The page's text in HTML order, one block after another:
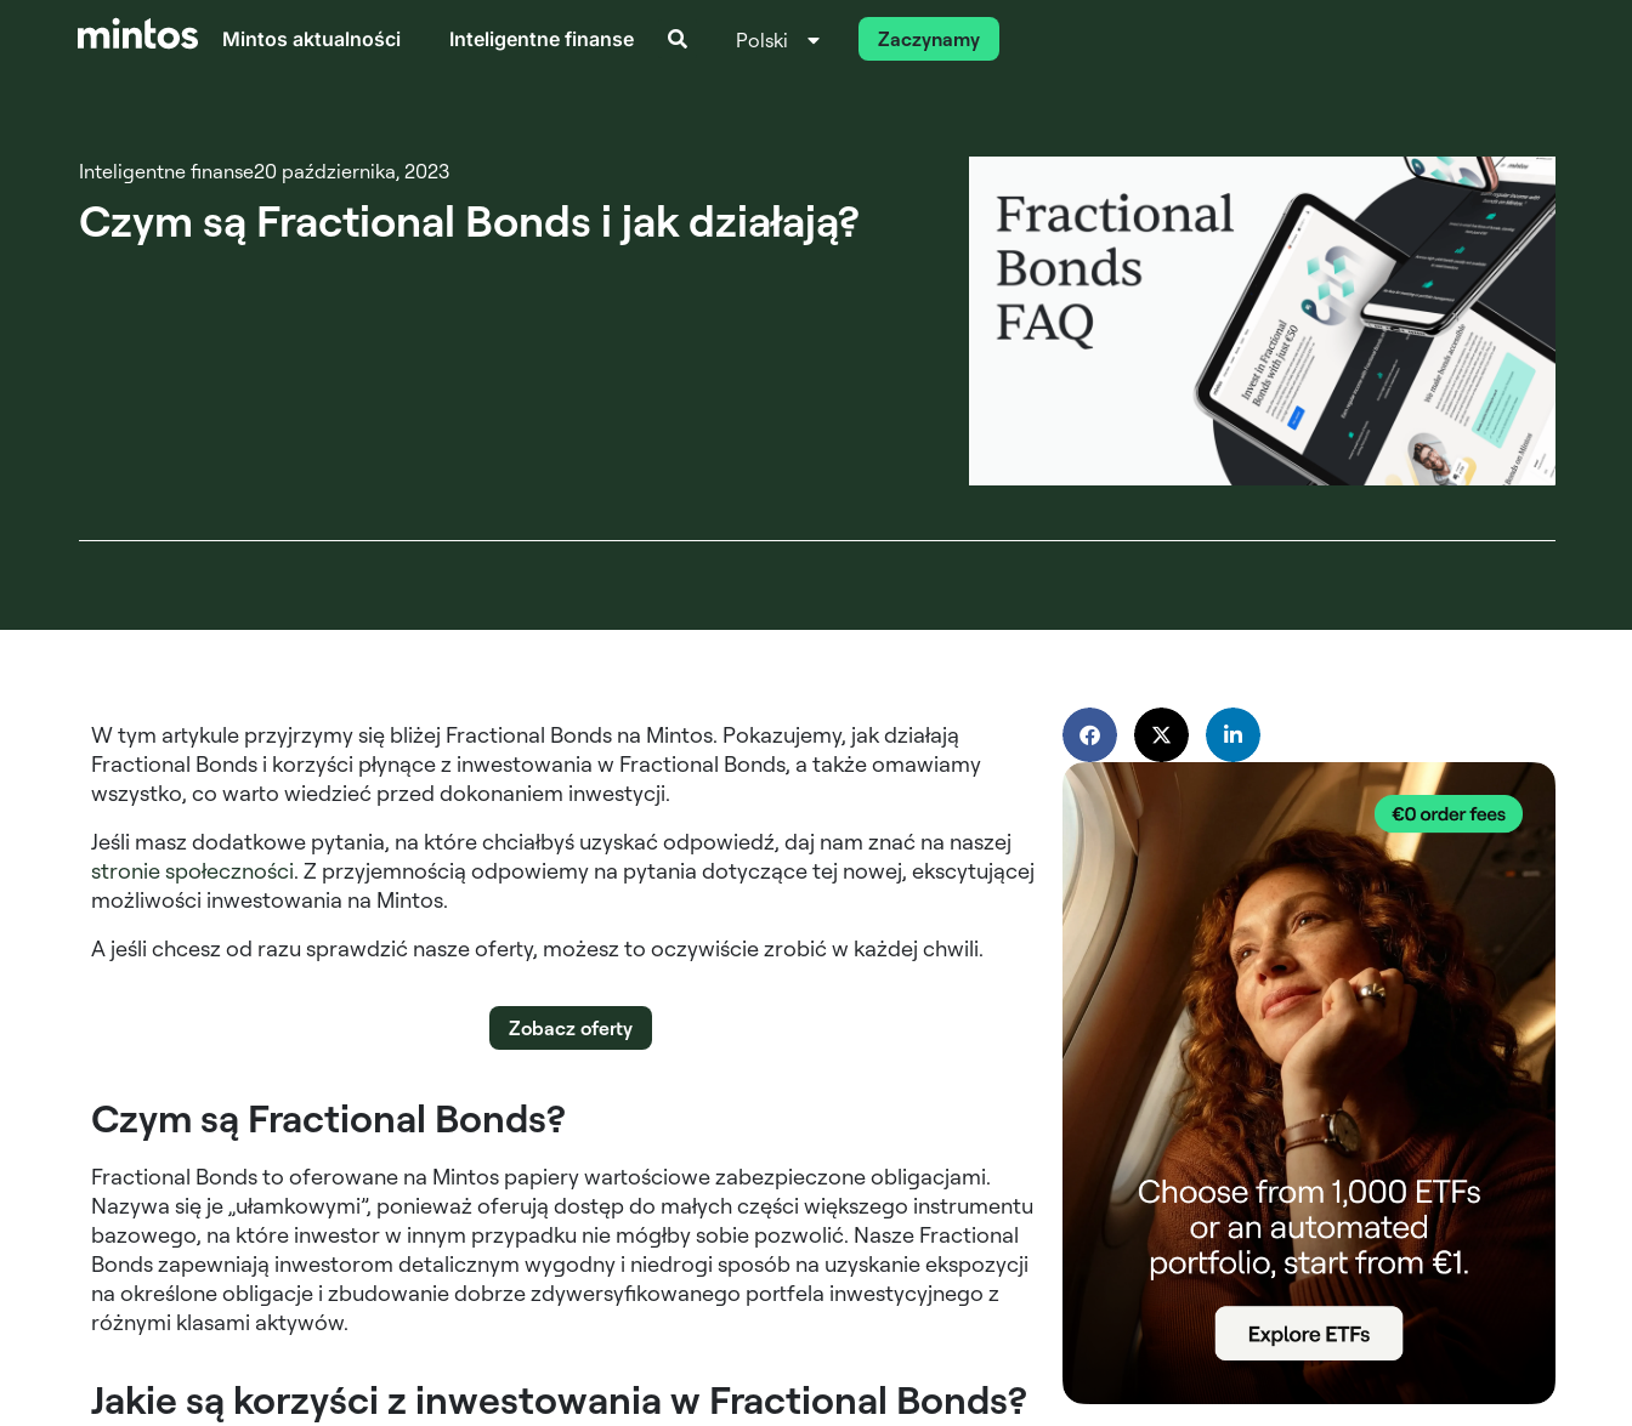
Mintos aktualności Inteligentne finanse Polski
Italiano Zaczynamy
Inteligentne finanse20 października, 2023
Czym są Fractional Bonds i jak działają?
W tym artykule przyjrzymy się bliżej Fractional Bonds na Mintos. Pokazujemy, jak działają
Fractional Bonds i korzyści płynące z inwestowania w Fractional Bonds, a także omawiamy
wszystko, co warto wiedzieć przed dokonaniem inwestycji.
Jeśli masz dodatkowe pytania, na które chciałbyś uzyskać odpowiedź, daj nam znać na naszej
stronie społeczności. Z przyjemnością odpowiemy na pytania dotyczące tej nowej, ekscytującej
możliwości inwestowania na Mintos.
A jeśli chcesz od razu sprawdzić nasze oferty, możesz to oczywiście zrobić w każdej chwili.
Zobacz oferty
Czym są Fractional Bonds?
Fractional Bonds to oferowane na Mintos papiery wartościowe zabezpieczone obligacjami.
Nazywa się je „ułamkowymi”, ponieważ oferują dostęp do małych części większego instrumentu
bazowego, na które inwestor w innym przypadku nie mógłby sobie pozwolić. Nasze Fractional
Bonds zapewniają inwestorom detalicznym wygodny i niedrogi sposób na uzyskanie ekspozycji
na określone obligacje i zbudowanie dobrze zdywersyfikowanego portfela inwestycyjnego z
różnymi klasami aktywów.
Jakie są korzyści z inwestowania w Fractional Bonds?